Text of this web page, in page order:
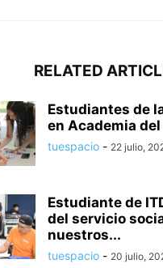
RELATED
Estudiantes de
en Academia
tuespacio - 22 julio,
Estudiante de
del servicio
nuestros...
tuespacio - 20 julio,